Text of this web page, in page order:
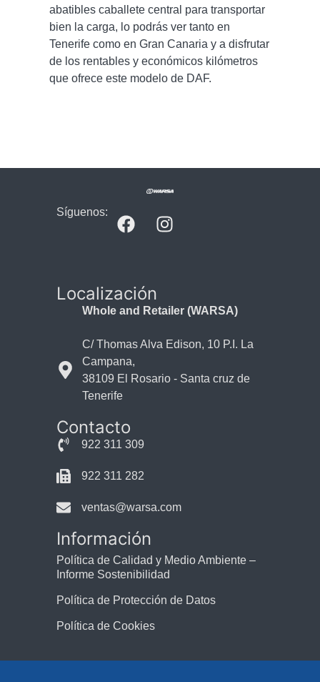
abatibles caballete central para transportar
bien la carga, lo podrás ver tanto en
Tenerife como en Gran Canaria y a disfrutar
de los rentables y económicos kilómetros
que ofrece este modelo de DAF.
Síguenos:
Localización
Whole and Retailer (WARSA)
C/ Thomas Alva Edison, 10 P.I. La
Campana,
38109 El Rosario - Santa cruz de
Tenerife
Contacto
922 311 309
922 311 282
ventas@warsa.com
Información
Política de Calidad y Medio Ambiente –
Informe Sostenibilidad
Política de Protección de Datos
Política de Cookies